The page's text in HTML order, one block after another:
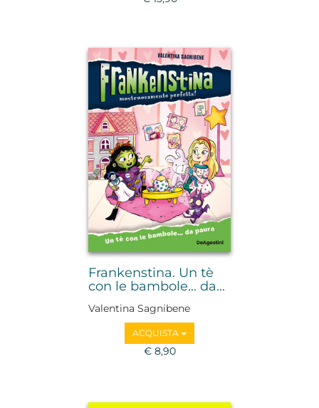
Frankenstina. Un tè
con le bambole... da...
Valentina Sagnibene
ACQUISTA
€ 8,90